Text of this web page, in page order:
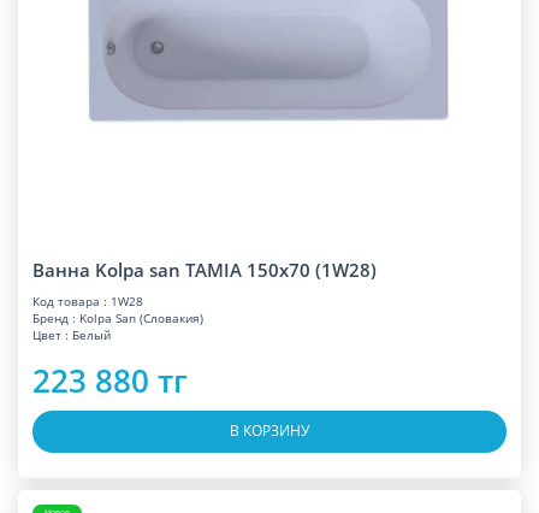
Ванна Kolpa san TAMIA 150x70 (1W28)
Код товара : 1W28
Бренд : Kolpa San (Словакия)
Цвет : Белый
223 880 тг
В КОРЗИНУ